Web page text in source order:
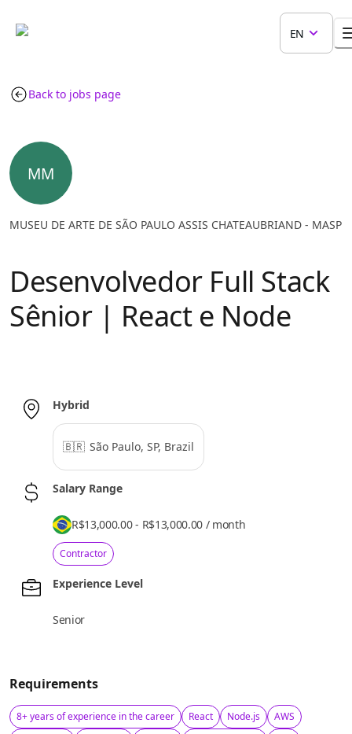
EN
Back to jobs page
MM
MUSEU DE ARTE DE SÃO PAULO ASSIS CHATEAUBRIAND - MASP
Desenvolvedor Full Stack
Sênior | React e Node
Hybrid
🇧🇷 São Paulo, SP, Brazil
Salary Range
R$13,000.00 - R$13,000.00 / month
Contractor
Experience Level
Senior
Requirements
8+ years of experience in the career React Node.js
AWS